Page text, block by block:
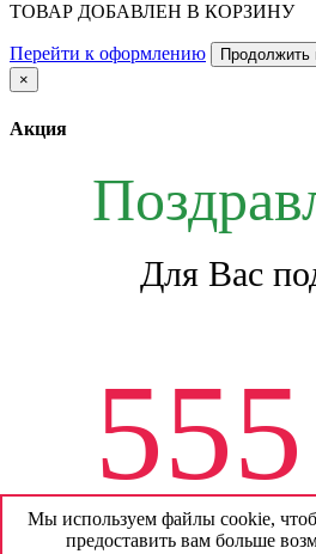
ТОВАР ДОБАВЛЕН В КОРЗИНУ
Перейти к оформлению
Продолжить
×
Акция
Для Вас
Мы используем файлы cookie,
предоставить вам больше